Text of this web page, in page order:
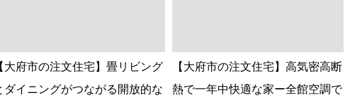
大府市の注文住宅】畳リビング
ダイニングがつながる開放的な
【大府市の注文住宅】高気密高断
熱で一年中快適な家ー全館空調で